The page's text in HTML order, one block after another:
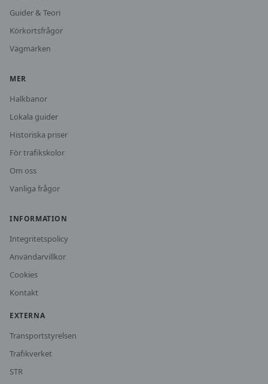
Guider & Teori
Körkortsfrågor
Vägmärken
MER
Halkbanor
Lokala guider
Historiska priser
För trafikskolor
Om oss
Vanliga frågor
INFORMATION
Integritetspolicy
Användarvillkor
Cookies
Kontakt
EXTERNA
Transportstyrelsen
Trafikverket
STR